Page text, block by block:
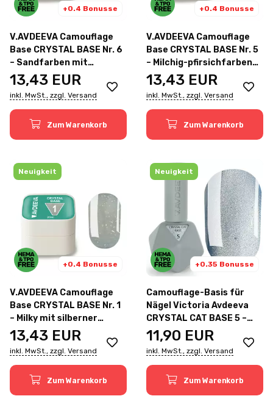
+0.4 Bonusse
V.AVDEEVA Camouflage
Base CRYSTAL BASE Nr. 6
– Sandfarben mit
goldener Blattfolie, 20 ml
13,43 EUR
inkl. MwSt., zzgl. Versand
Zum Warenkorb
+0.4 Bonusse
V.AVDEEVA Camouflage
Base CRYSTAL BASE Nr. 5
– Milchig-pfirsichfarben
mit golden
13,43 EUR
inkl. MwSt., zzgl. Versand
Zum Warenkorb
Neuigkeit
+0.4 Bonusse
V.AVDEEVA Camouflage
Base CRYSTAL BASE Nr. 1
– Milky mit silberner
Blattfolie, 20 ml
13,43 EUR
inkl. MwSt., zzgl. Versand
Zum Warenkorb
Neuigkeit
+0.35 Bonusse
Camouflage-Basis für
Nägel Victoria Avdeeva
CRYSTAL CAT BASE 5 –
kühler Silberton mit „Cat-
Eye“-Effekt, 12 ml
11,90 EUR
inkl. MwSt., zzgl. Versand
Zum Warenkorb